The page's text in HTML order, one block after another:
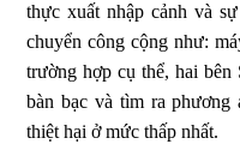
thực xuất nhập cảnh và
chuyển công cộng như:
trường hợp cụ thể, hai bên
bàn bạc và tìm ra
thiệt hại ở mức thấp nhất.